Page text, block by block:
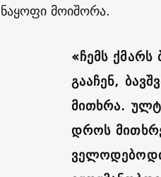
ნაყოფი მოიშორა.
«ჩემს
გააჩენ,
მითხრა.
დროს